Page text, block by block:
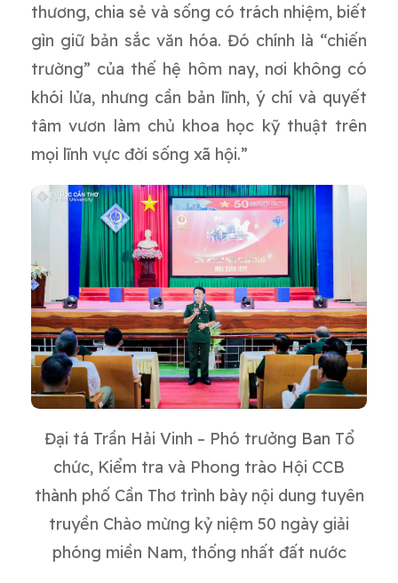
thương, chia sẻ và sống có trách nhiệm, biết
gìn giữ bản sắc văn hóa. Đó chính là “chiến
trường” của thế hệ hôm nay, nơi không có
khói lửa, nhưng cần bản lĩnh, ý chí và quyết
tâm vươn làm chủ khoa học kỹ thuật trên
mọi lĩnh vực đời sống xã hội.”
Đại tá Trần Hải Vinh – Phó trưởng Ban Tổ
chức, Kiểm tra và Phong trào Hội CCB
thành phố Cần Thơ trình bày nội dung tuyên
truyền Chào mừng kỷ niệm 50 ngày giải
phóng miền Nam, thống nhất đất nước